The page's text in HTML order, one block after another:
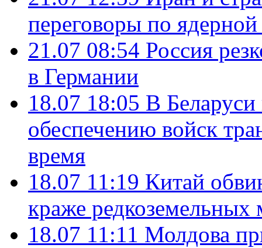
переговоры по
21.07 08:54 Россия
в Германии
18.07 18:05 В
обеспечению войск
время
18.07 11:19 Китай
краже редкоземельных
18.07 11:11 Молдова